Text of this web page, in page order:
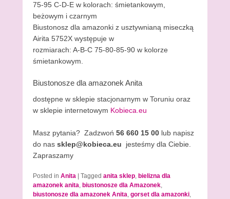
75-95 C-D-E w kolorach: śmietankowym,
beżowym i czarnym
Biustonosz dla amazonki z usztywnianą miseczką
Airita 5752X występuje w
rozmiarach: A-B-C 75-80-85-90 w kolorze
śmietankowym.
Biustonosze dla amazonek Anita
dostępne w sklepie stacjonarnym w Toruniu oraz
w sklepie internetowym Kobieca.eu
Masz pytania? Zadzwoń 56 660 15 00 lub napisz
do nas sklep@kobieca.eu
jesteśmy dla Ciebie.
Zapraszamy
Posted in Anita | Tagged anita sklep bielizna dla
amazonek anita biustonosze dla Amazonek
biustonosze dla amazonek Anita gorset dla amazonki